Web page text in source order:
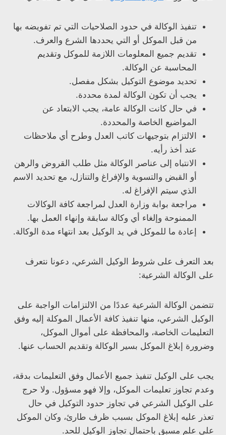
تنفيذ الوكالة في حدود الصلاحيات التي تم تفويضه بها
من قبل الموكل أو التي يحددها الشرع والعرف.
تقديم جميع المعلومات اللازمة للموكل وتقديم
المحاسبة عن الوكالة.
تحديد موضوع التوكيل بشكل مفصل.
يجب أن تكون الوكالة لمدة محددة.
في حال كانت الوكالة عامة، يجب الابتعاد عن
المواضيع الخاصة والمحددة.
الالتزام بتوجيهات كاتب العدل وطرح أي ملاحظات
عند أخذ رأيه.
الانتباه إلى عناصر الوكالة مثل طلب القروض والرهن
أو القبض والتسوية والإفراغ والتنازل، مع تحديد الاسم
الذي سيتم الإفراغ له.
مراجعة بوابة وزارة العدل لمراجعة كافة الوكالات
الممنوحة وإلغاء أي وكالة سابقة وإنهاء العمل بها.
إعادة ما للموكل في يد الوكيل بعد انتهاء مدة الوكالة.
بعد التعرف على شروط الوكيل الشرعي، دعونا نتعرف
على الوكالة الشرعية:
تتضمن الوكالة الشرعية عددًا من الالتزامات الواجبة على
الوكيل الشرعي، منها تنفيذ كافة الأعمال الموكلة إليه وفق
التعليمات الخاصة، والمحافظة على أموال الموكل،
وضرورة إبلاغ الموكل بسير الوكالة وتقديم الحساب عنها.
يجب على الوكيل تنفيذ جميع الأعمال وفق التعليمات بدقة،
وعدم تجاوز تعليمات الموكل، وإلا فهو مسؤول. ولا حرج
على الوكيل الشرعي في تجاوز حدود التوكيل في حال
تعذر عليه إبلاغ الموكل بسبب ظرف طارئ، وكان الموكل
على علم مسبق باحتمال تجاوز الوكيل للحد.